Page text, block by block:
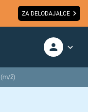
ZA DELODAJALCE
ž)